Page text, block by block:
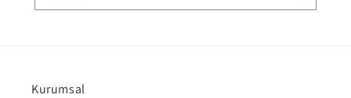
Kurumsal